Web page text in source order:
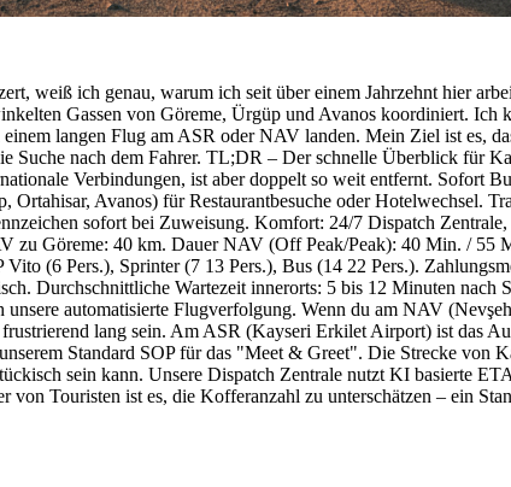
weiß ich genau, warum ich seit über einem Jahrzehnt hier
Gassen von Göreme, Ürgüp und Avanos koordiniert.
langen Flug am ASR oder NAV landen. Mein Ziel ist es,
Suche nach dem Fahrer. TL;DR – Der schnelle Überblick für
Verbindungen, ist aber doppelt so weit entfernt. Sofort
Avanos) für Restaurantbesuche oder Hotelwechsel.
sofort bei Zuweisung. Komfort: 24/7 Dispatch
Göreme: 40 km. Dauer NAV (Off Peak/Peak): 40 Min. / 55
(6 Pers.), Sprinter (7 13 Pers.), Bus (14 22 Pers.).
Durchschnittliche Wartezeit innerorts: 5 bis 12 Minuten nach
automatisierte Flugverfolgung. Wenn du am NAV
lang sein. Am ASR (Kayseri Erkilet Airport) ist das
Standard SOP für das "Meet & Greet". Die Strecke
sein kann. Unsere Dispatch Zentrale nutzt KI basierte
Touristen ist es, die Kofferanzahl zu unterschätzen – ein